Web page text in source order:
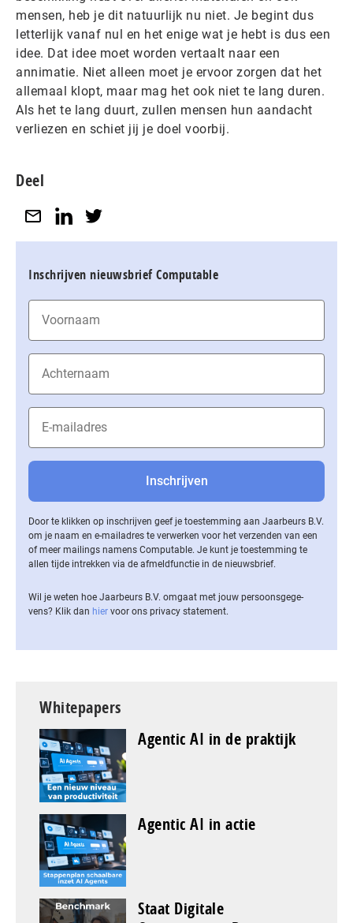
mensen, heb je dit natuurlijk nu niet. Je begint dus
letterlijk vanaf nul en het enige wat je hebt is dus een
idee. Dat idee moet worden vertaalt naar een
annimatie. Niet alleen moet je ervoor zorgen dat het
allemaal klopt, maar mag het ook niet te lang duren.
Als het te lang duurt, zullen mensen hun aandacht
verliezen en schiet jij je doel voorbij.
Deel
Inschrijven nieuwsbrief Computable
Door te klikken op inschrijven geef je toestemming aan Jaarbeurs B.V.
om je naam en e-mailadres te verwerken voor het verzenden van een
of meer mailings namens Computable. Je kunt je toestemming te
allen tijde intrekken via de af­meld­func­tie in de nieuwsbrief.
Wil je weten hoe Jaarbeurs B.V. omgaat met jouw per­soons­ge­ge­
vens? Klik dan hier voor ons privacy statement.
Whitepapers
Agentic AI in de praktijk
Agentic AI in actie
Staat Digitale